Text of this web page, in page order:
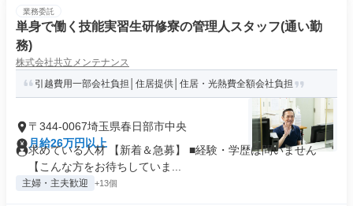
業務委託
単身で働く技能実習生研修寮の管理人スタッフ(通い勤
務)
株式会社共立メンテナンス
引越費用一部会社負担│住居提供│住居・光熱費全額会社負担
〒344-0067埼玉県春日部市中央
月給26万円以上
求めている人材 【新着＆急募】 ■経験・学歴は問いません
【こんな方をお待ちしていま...
主婦・主夫歓迎 +13個